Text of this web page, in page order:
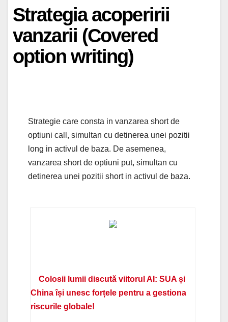
Strategia acoperirii
vanzarii (Covered
option writing)
Strategie care consta in vanzarea short de
optiuni call, simultan cu detinerea unei pozitii
long in activul de baza. De asemenea,
vanzarea short de optiuni put, simultan cu
detinerea unei pozitii short in activul de baza.
Colosii lumii discută viitorul AI: SUA și
China își unesc forțele pentru a gestiona
riscurile globale!